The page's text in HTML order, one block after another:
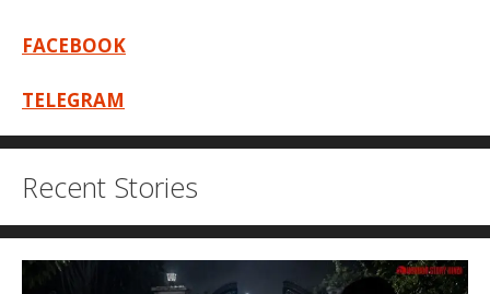
FACEBOOK
TELEGRAM
Recent Stories